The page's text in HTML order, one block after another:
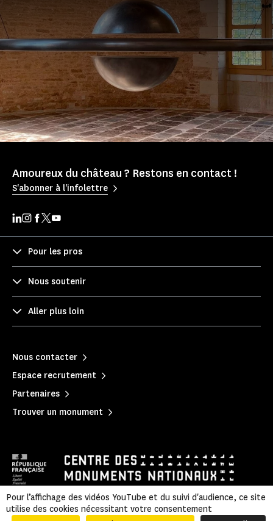
Amoureux du château ? Restons en contact !
S'abonner à l'infolettre
Pour les pros
Nous soutenir
Aller plus loin
Nous contacter
Espace recrutement
Partenaires
Trouver un monument
Mentions légales Politique de confidentialité
|
Pour l’affichage des vidéos YouTube et du suivi d'audience, ce site
utilise des cookies nécessitant votre consentement